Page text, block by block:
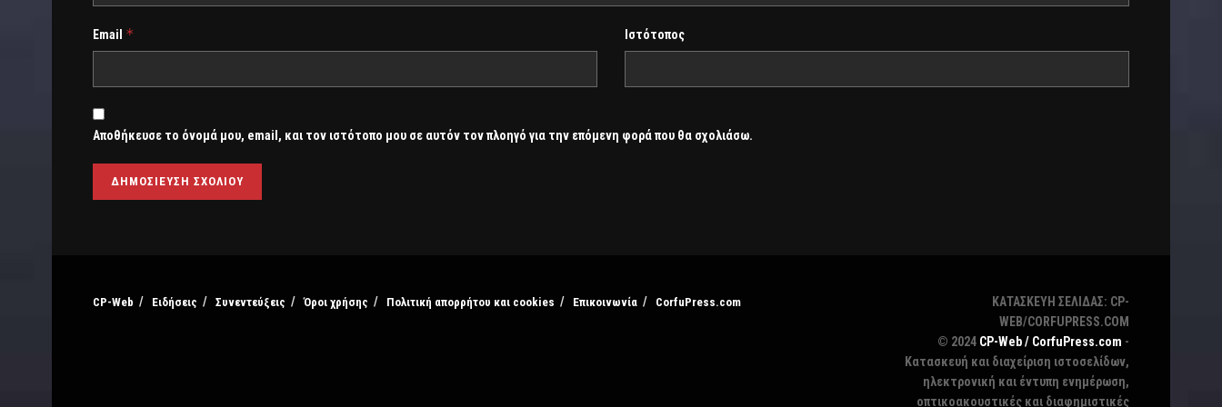
Email * Ιστότοπος
Αποθήκευσε το όνομά μου, email, και τον ιστότοπο μου σε αυτόν τον πλοηγό για την επόμενη φορά που θα σχολιάσω.
CP-Web Ειδήσεις Συνεντεύξεις Όροι χρήσης Πολιτική απορρήτου και cookies Επικοινωνία CorfuPress.com
ΚΑΤΑΣΚΕΥΗ ΣΕΛΙΔΑΣ: CP-
WEB/CORFUPRESS.COM
© 2024 CP-Web / CorfuPress.com -
Κατασκευή και διαχείριση ιστοσελίδων,
ηλεκτρονική και έντυπη ενημέρωση,
οπτικοακουστικές και διαφημιστικές